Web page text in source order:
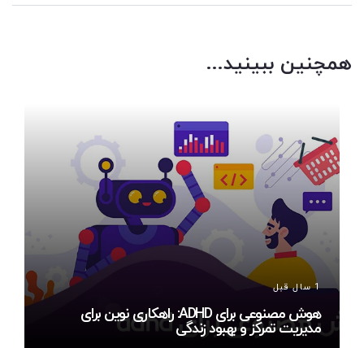
همچنین ببینید...
1 سال قبل
هوش مصنوعی برای ADHD: راهکاری نوین برای
مدیریت تمرکز و بهبود زندگی